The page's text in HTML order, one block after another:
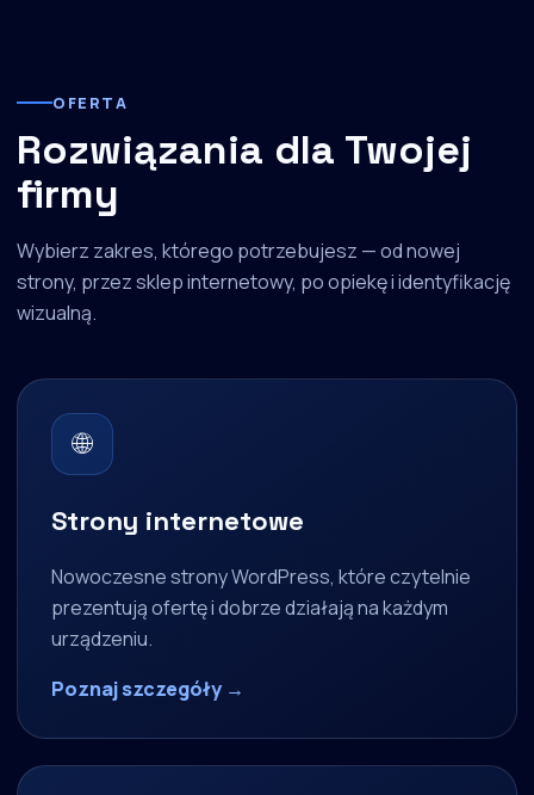
OFERTA
Rozwiązania dla Twojej
firmy
Wybierz zakres, którego potrzebujesz — od nowej
strony, przez sklep internetowy, po opiekę i identyfikację
wizualną.
🌐
Strony internetowe
Nowoczesne strony WordPress, które czytelnie
prezentują ofertę i dobrze działają na każdym
urządzeniu.
Poznaj szczegóły →